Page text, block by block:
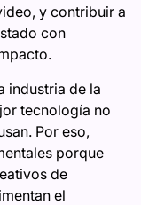
y contribuir a
con
industria de la
tecnología no
Por eso,
porque
de
el